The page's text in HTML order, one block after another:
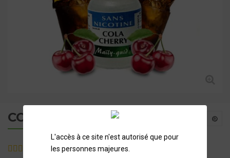
L'accès à ce site n'est autorisé que pour
les personnes majeures.
COLA CHERRY
2avis